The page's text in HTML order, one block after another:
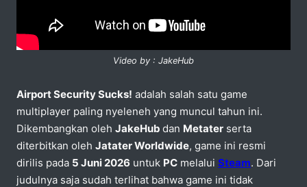
Video by : JakeHub
Airport Security Sucks! adalah salah satu game
multiplayer paling nyeleneh yang muncul tahun ini.
Dikembangkan oleh JakeHub dan Metater serta
diterbitkan oleh Jatater Worldwide, game ini resmi
dirilis pada 5 Juni 2026 untuk PC melalui Steam. Dari
judulnya saja sudah terlihat bahwa game ini tidak